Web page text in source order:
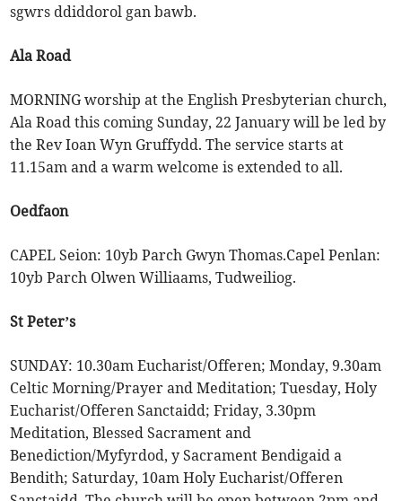
sgwrs ddiddorol gan bawb.
Ala Road
MORNING worship at the English Presbyterian church,
Ala Road this coming Sunday, 22 January will be led by
the Rev Ioan Wyn Gruffydd. The service starts at
11.15am and a warm welcome is extended to all.
Oedfaon
CAPEL Seion: 10yb Parch Gwyn Thomas.Capel Penlan:
10yb Parch Olwen Williaams, Tudweiliog.
St Peter’s
SUNDAY: 10.30am Eucharist/Offeren; Monday, 9.30am
Celtic Morning/Prayer and Meditation; Tuesday, Holy
Eucharist/Offeren Sanctaidd; Friday, 3.30pm
Meditation, Blessed Sacrament and
Benediction/Myfyrdod, y Sacrament Bendigaid a
Bendith; Saturday, 10am Holy Eucharist/Offeren